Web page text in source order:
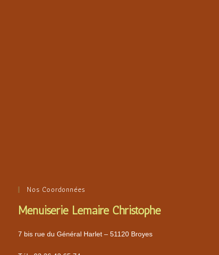
Nos Coordonnées
Menuiserie Lemaire Christophe
7 bis rue du Général Harlet – 51120 Broyes